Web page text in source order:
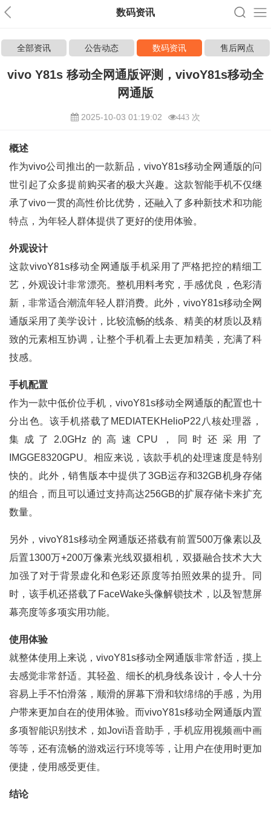
数码资讯
全部资讯 公告动态 数码资讯 售后网点
vivo Y81s 移动全网通版评测，vivoY81s移动全
网通版
2025-10-03 01:19:02 443 次
概述
作为vivo公司推出的一款新品，vivoY81s移动全网通版的问
世引起了众多提前购买者的极大兴趣。这款智能手机不仅继
承了vivo一贯的高性价比优势，还融入了多种新技术和功能
特点，为年轻人群体提供了更好的使用体验。
外观设计
这款vivoY81s移动全网通版手机采用了严格把控的精细工
艺，外观设计非常漂亮。整机用料考究，手感优良，色彩清
新，非常适合潮流年轻人群消费。此外，vivoY81s移动全网
通版采用了美学设计，比较流畅的线条、精美的材质以及精
致的元素相互协调，让整个手机看上去更加精美，充满了科
技感。
手机配置
作为一款中低价位手机，vivoY81s移动全网通版的配置也十
分出色。该手机搭载了MEDIATEKHelioP22八核处理器，
集成了2.0GHz的高速CPU，同时还采用了
IMGGE8320GPU。相应来说，该款手机的处理速度是特别
快的。此外，销售版本中提供了3GB运存和32GB机身存储
的组合，而且可以通过支持高达256GB的扩展存储卡来扩充
数量。
另外，vivoY81s移动全网通版还搭载有前置500万像素以及
后置1300万+200万像素光线双摄相机，双摄融合技术大大
加强了对于背景虚化和色彩还原度等拍照效果的提升。同
时，该手机还搭载了FaceWake头像解锁技术，以及智慧屏
幕亮度等多项实用功能。
使用体验
就整体使用上来说，vivoY81s移动全网通版非常舒适，摸上
去感觉非常舒适。其轻盈、细长的机身线条设计，令人十分
容易上手不怕滑落，顺滑的屏幕下滑和软绵绵的手感，为用
户带来更加自在的使用体验。而vivoY81s移动全网通版内置
多项智能识别技术，如Jovi语音助手，手机应用视频画中画
等等，还有流畅的游戏运行环境等等，让用户在使用时更加
便捷，使用感受更佳。
结论